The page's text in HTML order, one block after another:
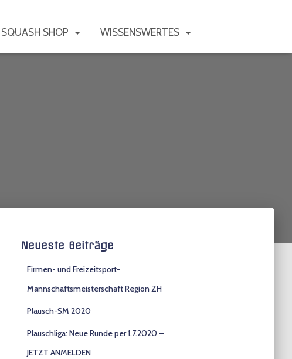
SQUASH SHOP WISSENSWERTES
Neueste Beiträge
Firmen- und Freizeitsport-
Mannschaftsmeisterschaft Region ZH
Plausch-SM 2020
Plauschliga: Neue Runde per 1.7.2020 –
JETZT ANMELDEN